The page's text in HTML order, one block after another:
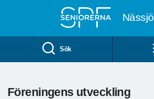
Nässjö
Sök
Föreningens utveckling